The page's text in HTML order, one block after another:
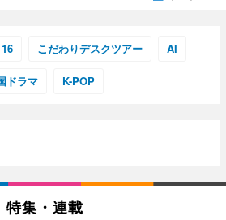
こだわりデスクツアー AI
ドラマ K-POP
特集・連載